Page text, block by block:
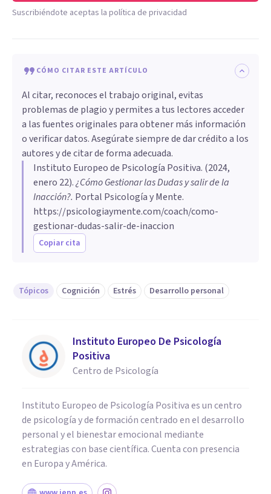
Suscribiéndote aceptas la política de privacidad
CÓMO CITAR ESTE ARTÍCULO
Al citar, reconoces el trabajo original, evitas
problemas de plagio y permites a tus lectores acceder
a las fuentes originales para obtener más información
o verificar datos. Asegúrate siempre de dar crédito a los
autores y de citar de forma adecuada.
Instituto Europeo de Psicología Positiva. (2024,
enero 22).¿Cómo Gestionar las Dudas y salir de la
Inacción?. Portal Psicología y Mente.
https://psicologiaymente.com/coach/como-
gestionar-dudas-salir-de-inaccion
Copiar cita
Tópicos Cognición Estrés Desarrollo personal
Instituto Europeo De Psicología
Positiva
Centro de Psicología
Instituto Europeo de Psicología Positiva es un centro
de psicología y de formación centrado en el desarrollo
personal y el bienestar emocional mediante
estrategias con base científica. Cuenta con presencia
en Europa y América.